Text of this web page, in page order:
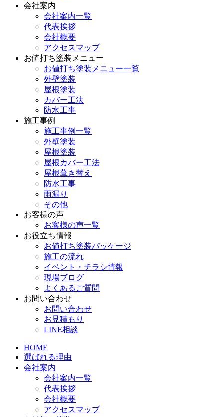
会社案内
会社案内一覧
代表挨拶
会社概要
アクセスマップ
お値打ち塗装メニュー
お値打ち塗装メニュー一覧
外壁塗装
屋根塗装
カバー工法
防水工事
施工事例
施工事例一覧
外壁塗装
屋根塗装
屋根カバー工法
屋根葺き替え
防水工事
雨漏り
その他
お客様の声
お客様の声一覧
お役立ち情報
お値打ち塗装パッケージ
施工の流れ
イベント・チラシ情報
現場ブログ
よくあるご質問
お問い合わせ
お問い合わせ
お見積もり
LINE相談
HOME
選ばれる理由
会社案内
会社案内一覧
代表挨拶
会社概要
アクセスマップ